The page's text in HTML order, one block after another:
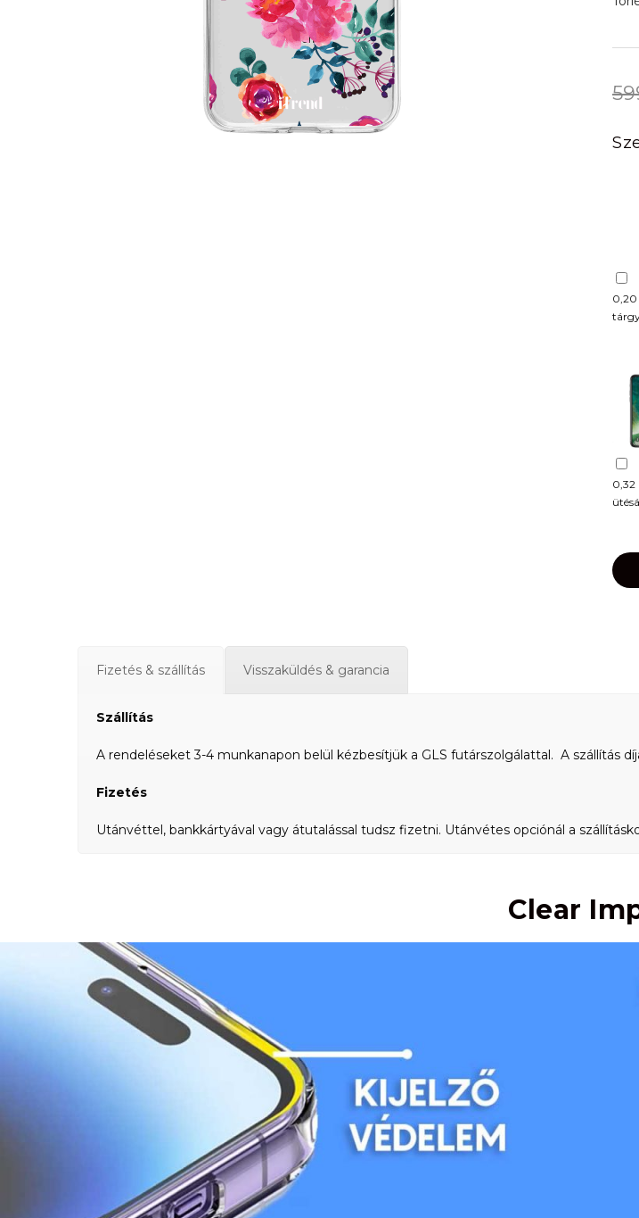
0,20
0,32
Fizetés & szállítás Visszaküldés & garancia
Szállítás
A rendeléseket 3-4 munkanapon belül kézbesítjük a GLS futárszolgálattal. A szállítás
Fizetés
Utánvéttel, bankkártyával vagy átutalással tudsz fizetni. Utánvétes opciónál a
Clear